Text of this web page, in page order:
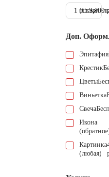
1 шт.9.000
Доп.
Эпитафия
Крестик
Цветы
Виньетка
Свеча
Икона
Картинка
(любая)